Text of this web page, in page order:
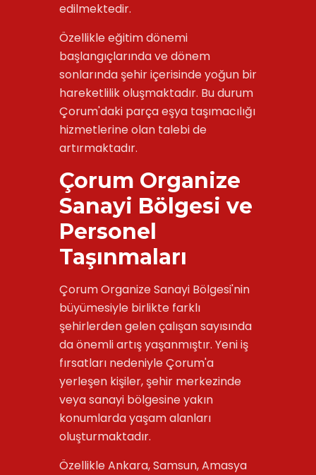
edilmektedir.
Özellikle eğitim dönemi
başlangıçlarında ve dönem
sonlarında şehir içerisinde yoğun bir
hareketlilik oluşmaktadır. Bu durum
Çorum'daki parça eşya taşımacılığı
hizmetlerine olan talebi de
artırmaktadır.
Çorum Organize
Sanayi Bölgesi ve
Personel
Taşınmaları
Çorum Organize Sanayi Bölgesi'nin
büyümesiyle birlikte farklı
şehirlerden gelen çalışan sayısında
da önemli artış yaşanmıştır. Yeni iş
fırsatları nedeniyle Çorum'a
yerleşen kişiler, şehir merkezinde
veya sanayi bölgesine yakın
konumlarda yaşam alanları
oluşturmaktadır.
Özellikle Ankara, Samsun, Amasya